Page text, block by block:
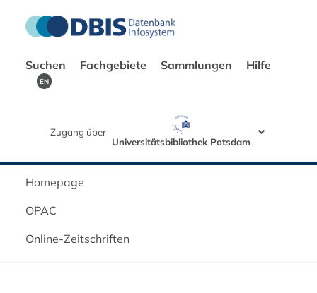
Suchen Fachgebiete Sammlungen Hilfe
EN
Zugang über
Universitätsbibliothek Potsdam
Homepage
OPAC
Online-Zeitschriften